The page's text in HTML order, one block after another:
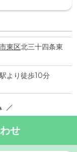
東区北三十四条東
より徒歩10分
せ